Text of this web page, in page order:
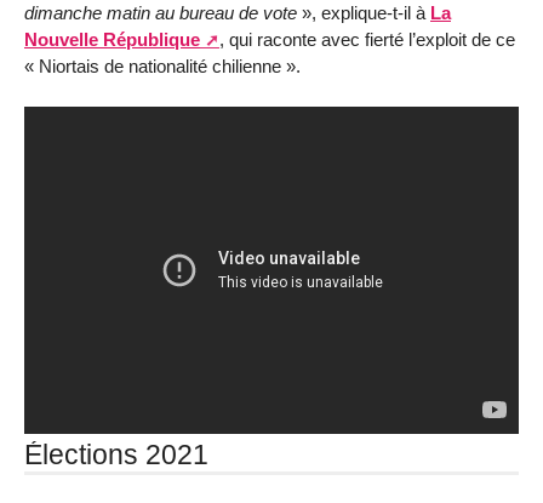
dimanche matin au bureau de vote », explique-t-il à La
Nouvelle République
, qui raconte avec fierté l’exploit de ce
« Niortais de nationalité chilienne ».
Élections 2021